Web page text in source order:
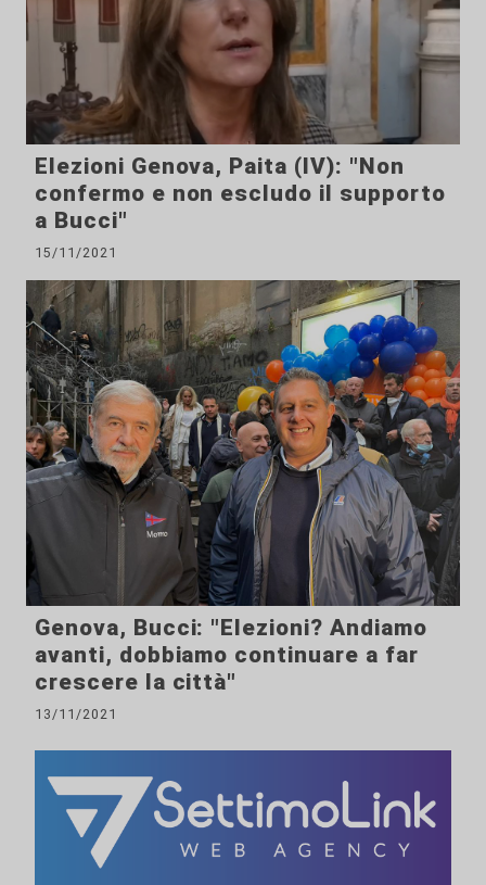
Elezioni Genova, Paita (IV): "Non
confermo e non escludo il supporto
a Bucci"
15/11/2021
Genova, Bucci: "Elezioni? Andiamo
avanti, dobbiamo continuare a far
crescere la città"
13/11/2021